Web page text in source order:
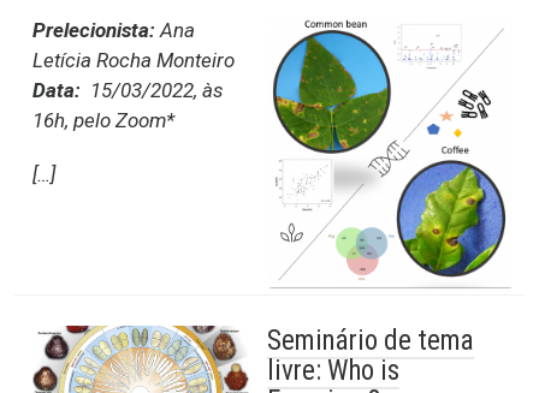
Prelecionista: Ana
Letícia Rocha Monteiro
Data: 15/03/2022, às
16h, pelo Zoom*
[…]
Seminário de tema
livre: Who is